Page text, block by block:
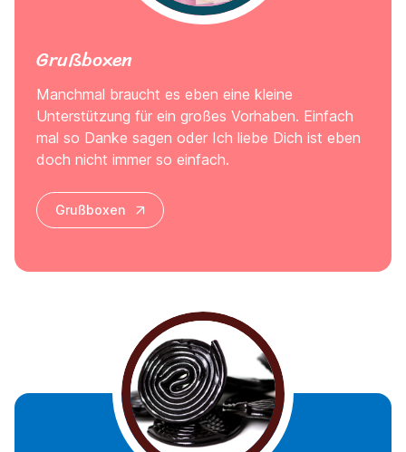
Grußboxen
Manchmal braucht es eben eine kleine
Unterstützung für ein großes Vorhaben. Einfach
mal so Danke sagen oder Ich liebe Dich ist eben
doch nicht immer so einfach.
Grußboxen